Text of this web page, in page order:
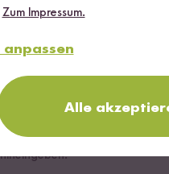
Reiskocher zu.
Zum Impressum.
anpassen
Alle